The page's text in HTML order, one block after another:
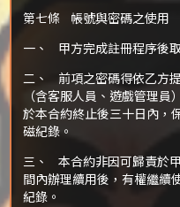
第七條 帳號與密碼之使用
一、 甲方完成註冊程序後
二、 前項之密碼得依乙方
（含客服人員、遊戲管理
於本合約終止後三十日內，
磁紀錄。
三、 本合約非因可歸責於
間內辦理續用後，有權繼續
紀錄。